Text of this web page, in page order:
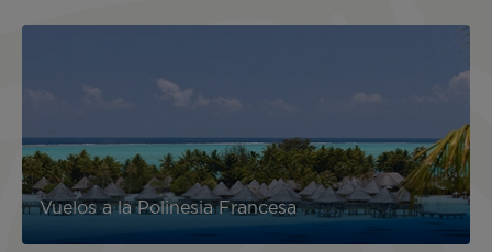
Vuelos a la Polinesia Francesa